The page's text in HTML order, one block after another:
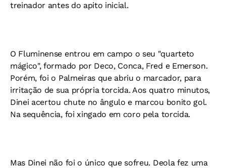
treinador antes do apito inicial.
O Fluminense entrou em campo o seu "quarteto
mágico", formado por Deco, Conca, Fred e Emerson.
Porém, foi o Palmeiras que abriu o marcador, para
irritação de sua própria torcida. Aos quatro minutos,
Dinei acertou chute no ângulo e marcou bonito gol.
Na sequência, foi xingado em coro pela torcida.
Mas Dinei não foi o único que sofreu. Deola fez uma